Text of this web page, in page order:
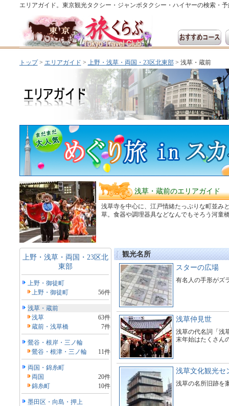
エリアガイド。東京観光タクシー・ジャンボタクシー・ハイヤーの検索・予
トップ> エリアガイド > 上野・浅草・両国・23区北東部> 浅草・蔵前
浅草・蔵前のエリアガイド
浅草寺を中心に、江戸情緒たっぷりな町並み
草。食器や調理器具などなんでもそろう河童
上野・浅草・両国・23区北
東部
上野・御徒町
上野・御徒町
56件
浅草・蔵前
浅草
63件
蔵前・浅草橋
7件
鶯谷・根岸・三ノ輪
鶯谷・根津・三ノ輪
11件
両国・錦糸町
両国
20件
錦糸町
10件
墨田区・向島・押上
観光名所
スターの広場
有名人の手形がズ
浅草仲見世
浅草の代名詞「浅
末年始はたくさん
浅草文化観光セ
浅草の名所旧跡を